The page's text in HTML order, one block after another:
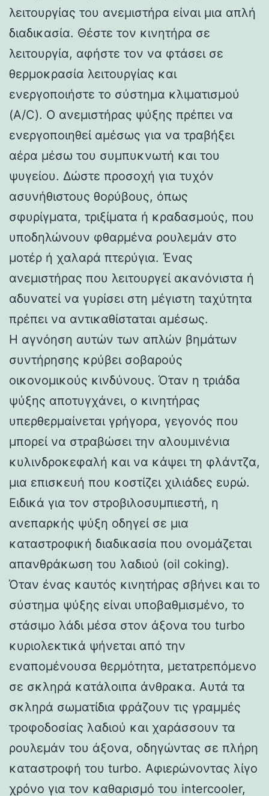
λειτουργίας του ανεμιστήρα είναι μια απλή
διαδικασία. Θέστε τον κινητήρα σε
λειτουργία, αφήστε τον να φτάσει σε
θερμοκρασία λειτουργίας και
ενεργοποιήστε το σύστημα κλιματισμού
(A/C). Ο ανεμιστήρας ψύξης πρέπει να
ενεργοποιηθεί αμέσως για να τραβήξει
αέρα μέσω του συμπυκνωτή και του
ψυγείου. Δώστε προσοχή για τυχόν
ασυνήθιστους θορύβους, όπως
σφυρίγματα, τριξίματα ή κραδασμούς, που
υποδηλώνουν φθαρμένα ρουλεμάν στο
μοτέρ ή χαλαρά πτερύγια. Ένας
ανεμιστήρας που λειτουργεί ακανόνιστα ή
αδυνατεί να γυρίσει στη μέγιστη ταχύτητα
πρέπει να αντικαθίσταται αμέσως.
Η αγνόηση αυτών των απλών βημάτων
συντήρησης κρύβει σοβαρούς
οικονομικούς κινδύνους. Όταν η τριάδα
ψύξης αποτυγχάνει, ο κινητήρας
υπερθερμαίνεται γρήγορα, γεγονός που
μπορεί να στραβώσει την αλουμινένια
κυλινδροκεφαλή και να κάψει τη φλάντζα,
μια επισκευή που κοστίζει χιλιάδες ευρώ.
Ειδικά για τον στροβιλοσυμπιεστή, η
ανεπαρκής ψύξη οδηγεί σε μια
καταστροφική διαδικασία που ονομάζεται
απανθράκωση του λαδιού (oil coking).
Όταν ένας καυτός κινητήρας σβήνει και το
σύστημα ψύξης είναι υποβαθμισμένο, το
στάσιμο λάδι μέσα στον άξονα του turbo
κυριολεκτικά ψήνεται από την
εναπομένουσα θερμότητα, μετατρεπόμενο
σε σκληρά κατάλοιπα άνθρακα. Αυτά τα
σκληρά σωματίδια φράζουν τις γραμμές
τροφοδοσίας λαδιού και χαράσσουν τα
ρουλεμάν του άξονα, οδηγώντας σε πλήρη
καταστροφή του turbo. Αφιερώνοντας λίγο
χρόνο για τον καθαρισμό του intercooler,